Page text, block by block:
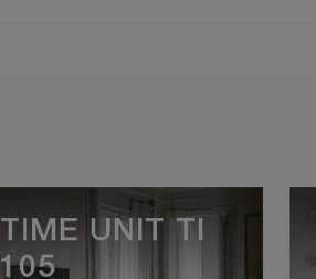
TIME UNIT TI
105